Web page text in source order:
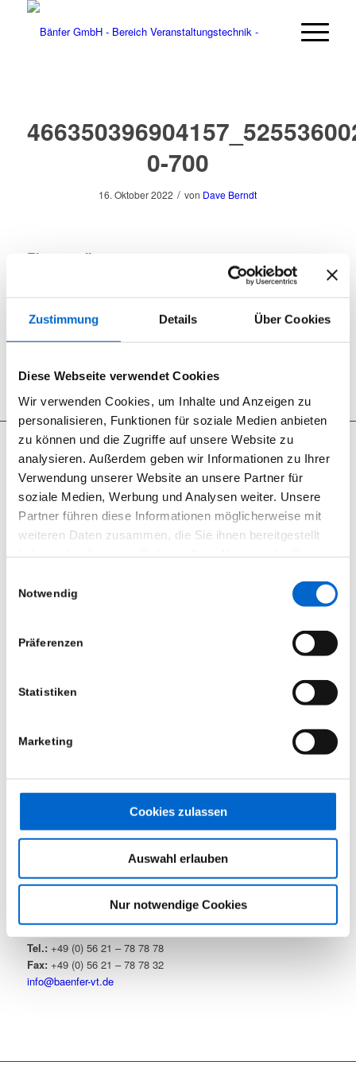
Zustimmung Details Über Cookies
Diese Webseite verwendet Cookies
Wir verwenden Cookies, um Inhalte und Anzeigen zu
personalisieren, Funktionen für soziale Medien anbieten
zu können und die Zugriffe auf unsere Website zu
analysieren. Außerdem geben wir Informationen zu Ihrer
Verwendung unserer Website an unsere Partner für
soziale Medien, Werbung und Analysen weiter. Unsere
Partner führen diese Informationen möglicherweise mit
weiteren Daten zusammen, die Sie ihnen bereitgestellt
Notwendig
Präferenzen
Statistiken
Marketing
Cookies zulassen
Auswahl erlauben
Nur notwendige Cookies
0-700
16. Oktober 2022 / von Dave Berndt
Eintrag teilen
Seit 2012 sind wir begeisterter RCF User.
RCF Produkte können Sie bei uns nicht nur mieten, wir bieten
ebenfalls den Support und den Vertrieb.
Samstag und Sonntag
Industriegebiet
34537 Bad Wildungen
Tel.:+49 (0) 56 21 – 78 78 78
Fax:+49 (0) 56 21 – 78 78 32
info@baenfer-vt.de